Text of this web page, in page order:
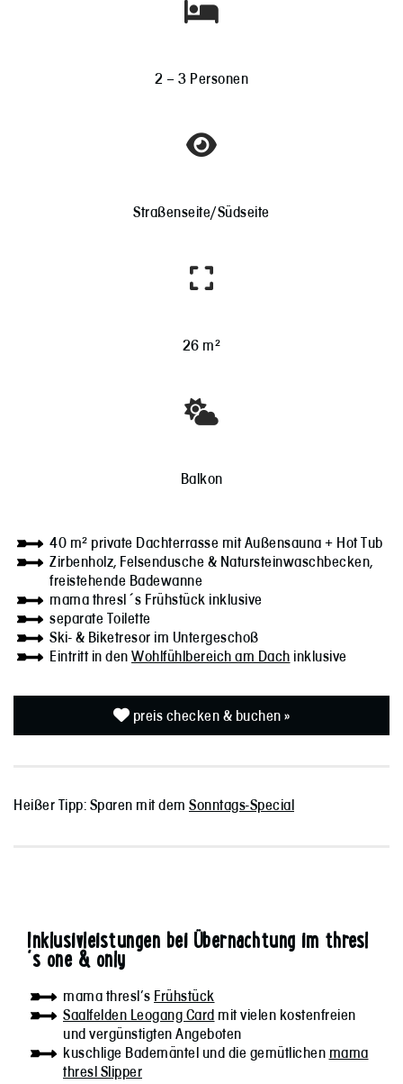
2 – 3 Personen
Straßenseite/Südseite
26 m²
Balkon
40 m² private Dachterrasse mit Außensauna + Hot Tub
Zirbenholz, Felsendusche & Natursteinwaschbecken,
freistehende Badewanne
mama thresl´s Frühstück inklusive
separate Toilette
Ski- & Biketresor im Untergeschoß
Eintritt in den Wohlfühlbereich am Dach inklusive
preis checken & buchen »
Heißer Tipp: Sparen mit dem Sonntags-Special
Inklusivleistungen bei Übernachtung im thresl
´s one & only
mama thresl’s Frühstück
Saalfelden Leogang Card mit vielen kostenfreien
und vergünstigten Angeboten
kuschlige Bademäntel und die gemütlichen mama
thresl Slipper